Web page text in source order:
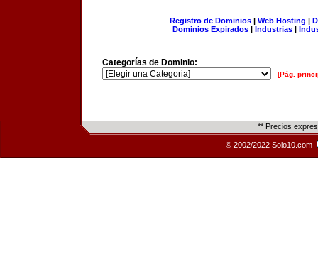
Registro de Dominios| Web Hosting |
Dominios Expirados | Industrias |
Categorías de Dominio:
[Pág.
** Precios
© 2002/2022 Solo10.com